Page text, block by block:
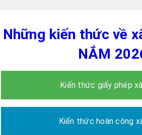
Những kiến thức về
NẮM
Kiến thức giấy phép
Kiến thức hoàn công